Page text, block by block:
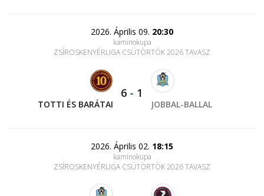
2026. Április 09. 20:30
kaminokupa
ZSÍROSKENYÉRLIGA CSÜTÖRTÖK 2026 TAVASZ
TOTTI ÉS BARÁTAI
6 - 1
JOBBAL-BALLAL
2026. Április 02. 18:15
kaminokupa
ZSÍROSKENYÉRLIGA CSÜTÖRTÖK 2026 TAVASZ